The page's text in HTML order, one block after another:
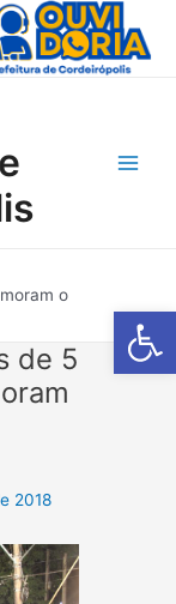
Barra de
o
de 5
2018